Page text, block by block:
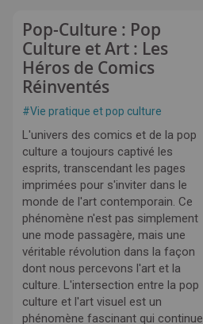
Pop-Culture : Pop
Culture et Art : Les
Héros de Comics
Réinventés
#Vie pratique et pop culture
L'univers des comics et de la pop
culture a toujours captivé les
esprits, transcendant les pages
imprimées pour s'inviter dans le
monde de l'art contemporain. Ce
phénomène n'est pas simplement
une mode passagère, mais une
véritable révolution dans la façon
dont nous percevons l'art et la
culture. L'intersection entre la pop
culture et l'art visuel est un
phénomène fascinant qui continue